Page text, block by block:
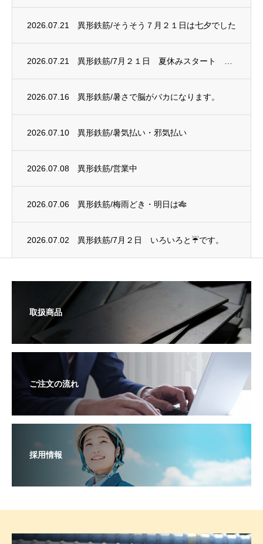
2026.07.21 異形鉄筋/そうそう７月２１日は七夕でした
2026.07.21
2026.07.16 異形鉄筋/暑さで脳がバカになります。
2026.07.10 異形鉄筋/暑気払い・邪気払い
2026.07.08 異形鉄筋/営業中
2026.07.06 異形鉄筋/梅雨どき・明日は🎋
2026.07.02 異形鉄筋/7月２日 いろいろと☔です。
取扱商品
ご注文の流れ
採用情報